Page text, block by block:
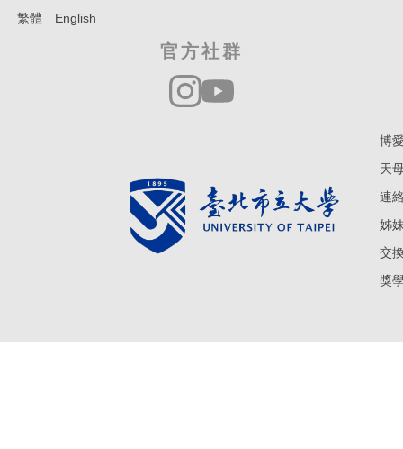
繁體 English
官方社群
博
天
連
姊
交